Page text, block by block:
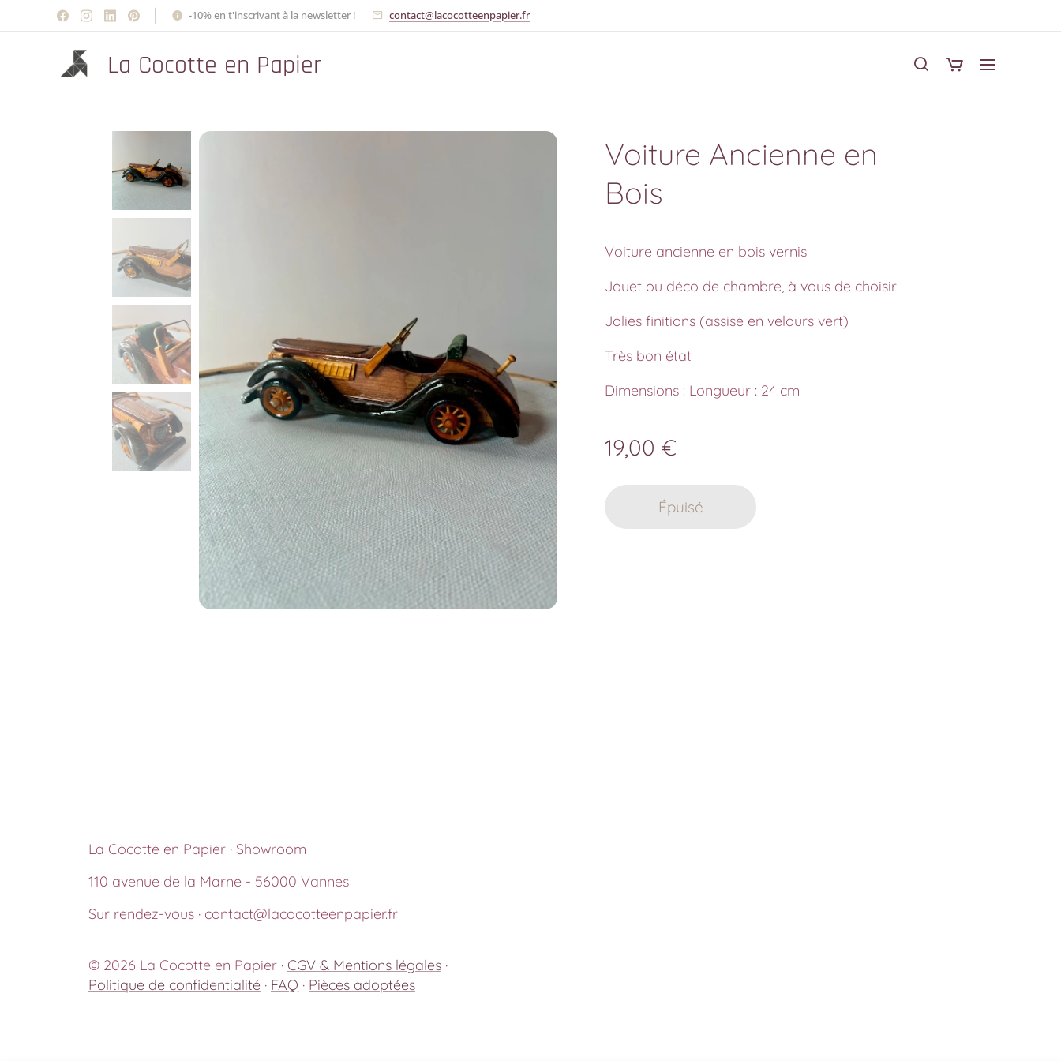
-10% en t'inscrivant à la newsletter ! contact@lacocotteenpapier.fr
La Cocotte en Papier
Voiture Ancienne en
Bois
Voiture ancienne en bois vernis
Jouet ou déco de chambre, à vous de choisir !
Jolies finitions (assise en velours vert)
Très bon état
Dimensions : Longueur : 24 cm
19,00 €
Épuisé
La Cocotte en Papier · Showroom
110 avenue de la Marne - 56000 Vannes
Sur rendez-vous · contact@lacocotteenpapier.fr
© 2026 La Cocotte en Papier · CGV & Mentions légales ·
Politique de confidentialité · FAQ · Pièces adoptées